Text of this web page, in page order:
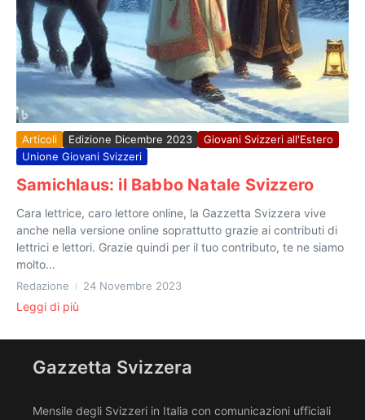
Articoli Edizione Dicembre 2023
Giovani Svizzeri all'Estero
Unione Giovani Svizzeri
Samichlaus: il Babbo Natale Svizzero
Cara lettrice, caro lettore online, la Gazzetta Svizzera vive
anche nella versione online soprattutto grazie ai contributi di
lettrici e lettori. Grazie quindi per il tuo contributo, te ne siamo
molto...
Redazione 24 Novembre 2023
Leggi di più
Gazzetta Svizzera
Mensile degli Svizzeri in Italia con comunicazioni ufficiali